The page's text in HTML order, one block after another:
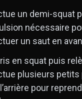
un demi-squat
nécessaire
un saut en
en squat puis
plusieurs petits
pour